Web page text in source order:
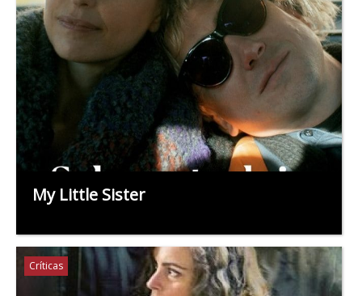
My Little Sister
Críticas